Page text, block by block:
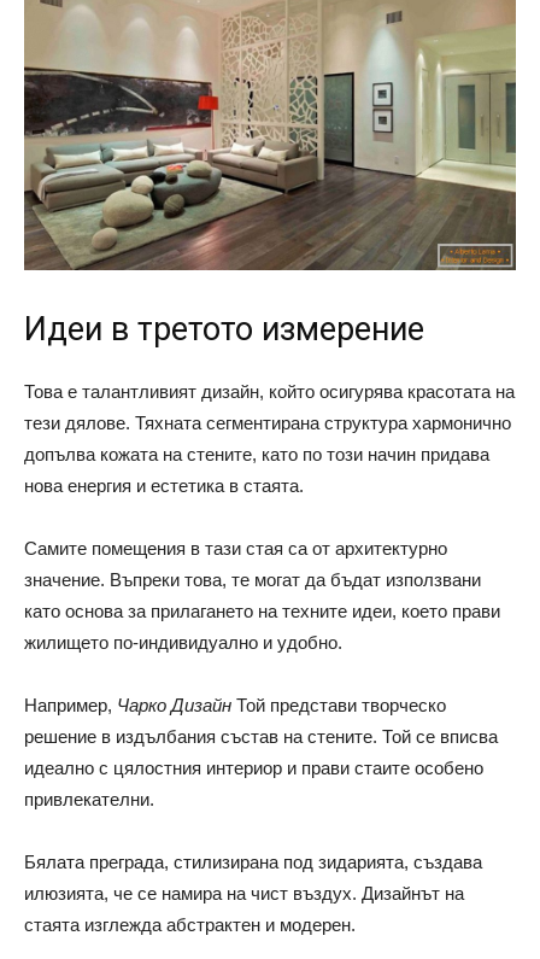
Идеи в третото измерение
Това е талантливият дизайн, който осигурява красотата на
тези дялове. Тяхната сегментирана структура хармонично
допълва кожата на стените, като по този начин придава
нова енергия и естетика в стаята.
Самите помещения в тази стая са от архитектурно
значение. Въпреки това, те могат да бъдат използвани
като основа за прилагането на техните идеи, което прави
жилището по-индивидуално и удобно.
Например, Чарко Дизайн Той представи творческо
решение в издълбания състав на стените. Той се вписва
идеално с цялостния интериор и прави стаите особено
привлекателни.
Бялата преграда, стилизирана под зидарията, създава
илюзията, че се намира на чист въздух. Дизайнът на
стаята изглежда абстрактен и модерен.